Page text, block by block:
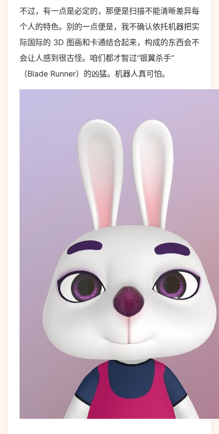
不过，有一点是必定的，那便是扫描不能清晰差异每
个人的特色。别的一点便是，我不确认依托机器把实
际国际的 3D 图画和卡通结合起来，构成的东西会不
会让人感到很古怪。咱们都才智过“银翼杀手”
（Blade Runner）的凶猛。机器人真可怕。